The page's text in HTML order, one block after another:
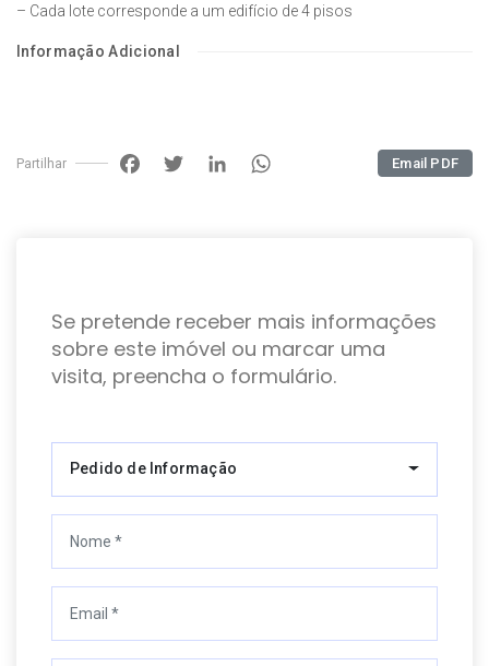
– Cada lote corresponde a um edifício de 4 pisos
Informação Adicional
PartilharFacebook
Twitter
LinkedIn
WhatsApp Email PDF
Se pretende receber mais informações
sobre este imóvel ou marcar uma
visita, preencha o formulário.
Pedido de Informação